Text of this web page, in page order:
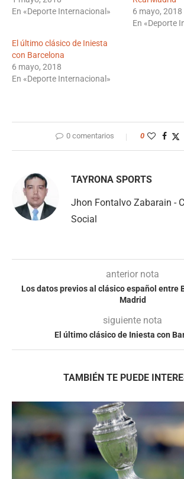
En «Deporte Internacional»
6 mayo, 2018
En «Deporte
El último clásico de Iniesta
con Barcelona
6 mayo, 2018
En «Deporte Internacional»
0 comentarios 0
TAYRONA SPORTS
Jhon Fontalvo Zabarain -
Social
anterior nota
Los datos previos al clásico español entre
Madrid
siguiente nota
El último clásico de Iniesta con
TAMBIÉN TE PUEDE